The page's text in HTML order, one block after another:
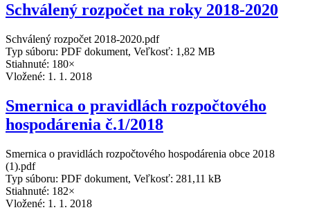
Schválený rozpočet na roky 2018-2020
Schválený rozpočet 2018-2020.pdf
Typ súboru: PDF dokument, Veľkosť: 1,82 MB
Stiahnuté: 180×
Vložené: 1. 1. 2018
Smernica o pravidlách rozpočtového
hospodárenia č.1/2018
Smernica o pravidlách rozpočtového hospodárenia obce 2018
(1).pdf
Typ súboru: PDF dokument, Veľkosť: 281,11 kB
Stiahnuté: 182×
Vložené: 1. 1. 2018